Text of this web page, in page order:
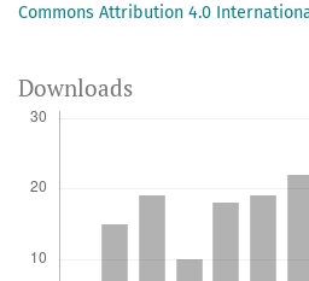
Commons Attribution 4.0
Downloads